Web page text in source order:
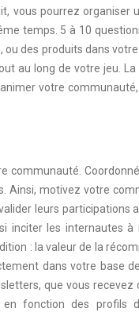
vous pourrez organiser
temps. 5 à 10
des produits dans
au long de votre jeu. La
votre
communauté.
Ainsi, motivez votre
leurs participations
inciter les internautes à
: la valeur de la
dans votre base
que vous recevez
en fonction des profils